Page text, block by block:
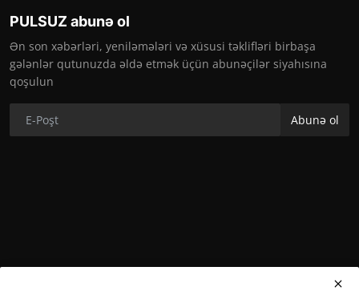
PULSUZ abunə ol
Ən son xəbərləri, yeniləmələri və xüsusi təklifləri birbaşa
gələnlər qutunuzda əldə etmək üçün abunəçilər siyahısına
qoşulun
Abunə ol